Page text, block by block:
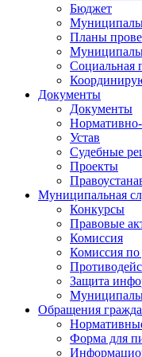
Бюджет
Планы
Социальная
Документы
Документы
Устав
Судебные
Проекты
Муниципальная
Конкурсы
Правовые
Комиссия
Комиссия по
Защита
Обращения
Форма для